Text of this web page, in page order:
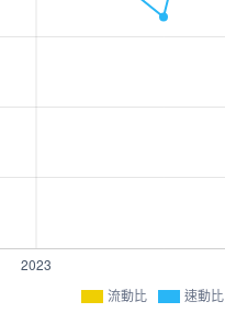
流動比 速動比